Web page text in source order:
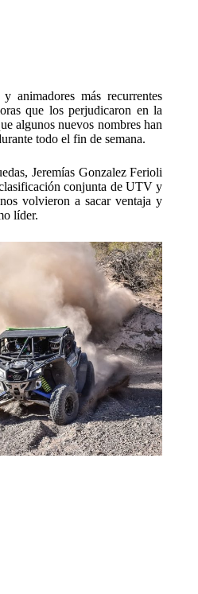
animadores más recurrentes
que los perjudicaron en la
algunos nuevos nombres han
todo el fin de semana.
Jeremías Gonzalez Ferioli
conjunta de UTV y
volvieron a sacar ventaja y
líder.